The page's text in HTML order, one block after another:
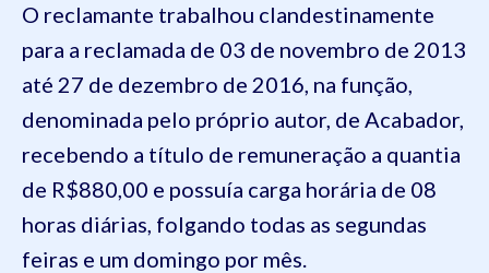
O reclamante trabalhou clandestinamente
para a reclamada de 03 de novembro de 2013
até 27 de dezembro de 2016, na função,
denominada pelo próprio autor, de Acabador,
recebendo a título de remuneração a quantia
de R$880,00 e possuía carga horária de 08
horas diárias, folgando todas as segundas
feiras e um domingo por mês.